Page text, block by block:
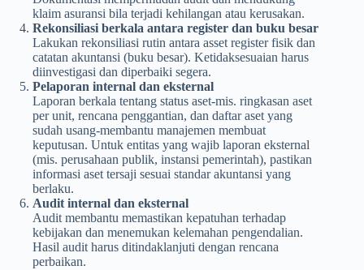
klaim asuransi bila terjadi kehilangan atau kerusakan.
Rekonsiliasi berkala antara register dan buku besar
Lakukan rekonsiliasi rutin antara asset register fisik dan
catatan akuntansi (buku besar). Ketidaksesuaian harus
diinvestigasi dan diperbaiki segera.
Pelaporan internal dan eksternal
Laporan berkala tentang status aset-mis. ringkasan aset
per unit, rencana penggantian, dan daftar aset yang
sudah usang-membantu manajemen membuat
keputusan. Untuk entitas yang wajib laporan eksternal
(mis. perusahaan publik, instansi pemerintah), pastikan
informasi aset tersaji sesuai standar akuntansi yang
berlaku.
Audit internal dan eksternal
Audit membantu memastikan kepatuhan terhadap
kebijakan dan menemukan kelemahan pengendalian.
Hasil audit harus ditindaklanjuti dengan rencana
perbaikan.